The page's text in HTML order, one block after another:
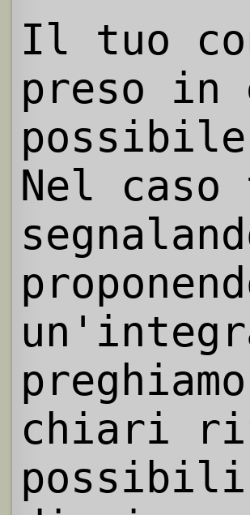
Il tuo
preso in
Nel
chiari